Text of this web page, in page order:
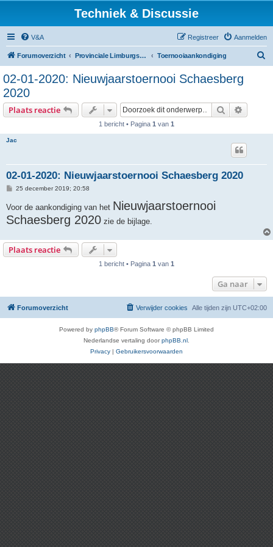
Techniek & Discussie
V&A Aanmelden
Registreer
Forumoverzicht Provinciale Limburgse Dambond Toernooiaankondiging
02-01-2020: Nieuwjaarstoernooi Schaesberg
2020
Plaats reactie Zoek
1 bericht • Pagina 1 van 1
Jac
02-01-2020: Nieuwjaarstoernooi Schaesberg 2020
B
i
c
h
25 december 2019; 20:58
Voor de aankondiging van het Nieuwjaarstoernooi
Schaesberg 2020 zie de bijlage.
Plaats reactie
1 bericht • Pagina 1 van 1
Ga naar
Forumoverzicht Alle tijden zijn UTC+02:00
Verwijder cookies
Powered by phpBB® Forum Software © phpBB Limited
Nederlandse vertaling doorphpBB.nl
Privacy | Gebruikersvoorwaarden